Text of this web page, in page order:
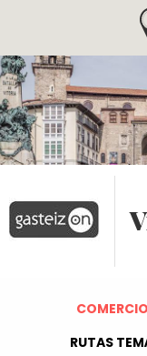
Pasar al contenido
Hemengo
RUTAS